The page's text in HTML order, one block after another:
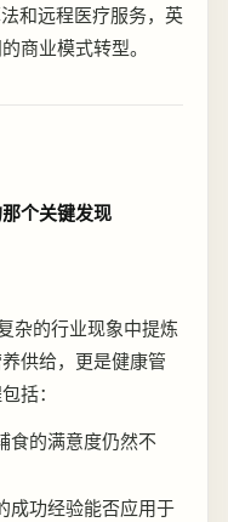
和远程医疗服务，英
商业模式转型。
个关键发现
杂的行业现象中提炼
供给，更是健康管
括：
食的满意度仍然不
成功经验能否应用于